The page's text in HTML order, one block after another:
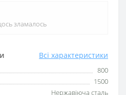
Всі характеристики
800
1500
Нержавіюча сталь
зламалось